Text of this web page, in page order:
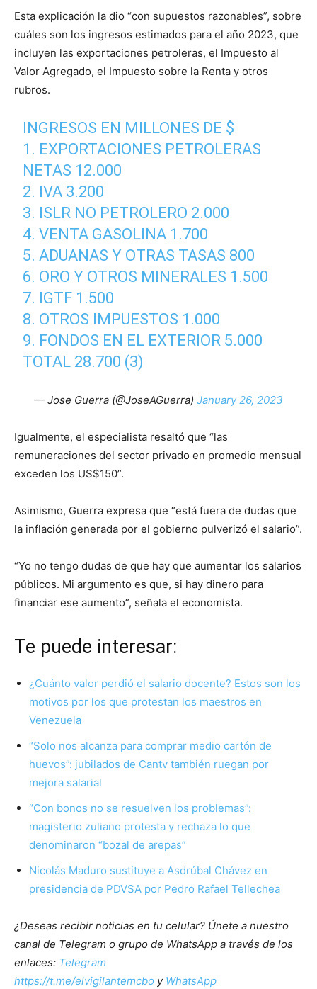
Esta explicación la dio “con supuestos razonables”, sobre
cuáles son los ingresos estimados para el año 2023, que
incluyen las exportaciones petroleras, el Impuesto al
Valor Agregado, el Impuesto sobre la Renta y otros
rubros.
INGRESOS EN MILLONES DE $
1. EXPORTACIONES PETROLERAS
NETAS 12.000
2. IVA 3.200
3. ISLR NO PETROLERO 2.000
4. VENTA GASOLINA 1.700
5. ADUANAS Y OTRAS TASAS 800
6. ORO Y OTROS MINERALES 1.500
7. IGTF 1.500
8. OTROS IMPUESTOS 1.000
9. FONDOS EN EL EXTERIOR 5.000
TOTAL 28.700 (3)
— Jose Guerra (@JoseAGuerra) January 26, 2023
Igualmente, el especialista resaltó que “las
remuneraciones del sector privado en promedio mensual
exceden los US$150”.
Asimismo, Guerra expresa que “está fuera de dudas que
la inflación generada por el gobierno pulverizó el salario”.
“Yo no tengo dudas de que hay que aumentar los salarios
públicos. Mi argumento es que, si hay dinero para
financiar ese aumento”, señala el economista.
Te puede interesar:
¿Cuánto valor perdió el salario docente? Estos son los
motivos por los que protestan los maestros en
Venezuela
“Solo nos alcanza para comprar medio cartón de
huevos”: jubilados de Cantv también ruegan por
mejora salarial
“Con bonos no se resuelven los problemas”:
magisterio zuliano protesta y rechaza lo que
denominaron “bozal de arepas”
Nicolás Maduro sustituye a Asdrúbal Chávez en
presidencia de PDVSA por Pedro Rafael Tellechea
¿Deseas recibir noticias en tu celular? Únete a nuestro
canal de Telegram o grupo de WhatsApp a través de los
enlaces: Telegram
https://t.me/elvigilantemcbo y WhatsApp